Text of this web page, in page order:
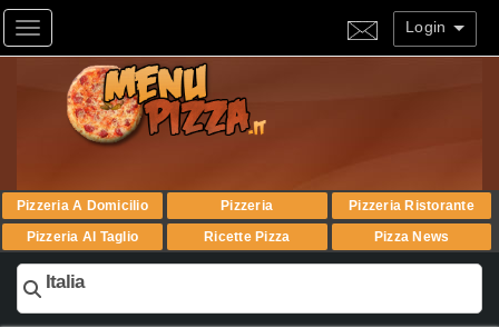
Toggle navigation Login
Pizzeria A Domicilio Pizzeria
Pizzeria Ristorante
Pizzeria Al Taglio
Ricette Pizza Pizza News
Italia